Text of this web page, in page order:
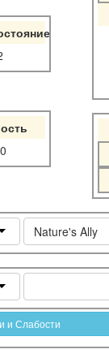
Nature's Ally
и Слабости